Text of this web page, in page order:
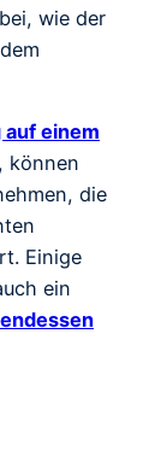
wie der
einem
können
die
Einige
ein